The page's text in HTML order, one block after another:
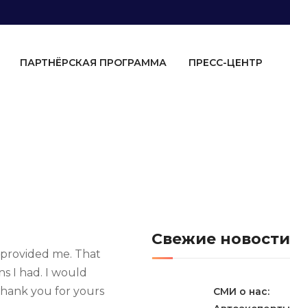
ПАРТНЁРСКАЯ ПРОГРАММА ПРЕСС-ЦЕНТР
me. That
I had. I would
you for yours
Свежие новости
СМИ о нас: